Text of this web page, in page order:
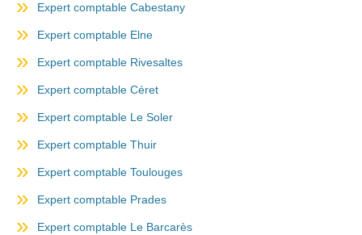
Expert comptable Cabestany
Expert comptable Elne
Expert comptable Rivesaltes
Expert comptable Céret
Expert comptable Le Soler
Expert comptable Thuir
Expert comptable Toulouges
Expert comptable Prades
Expert comptable Le Barcarès